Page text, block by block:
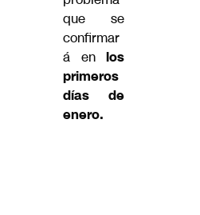
que se
confirmar
á enlos
primeros
días de
enero.